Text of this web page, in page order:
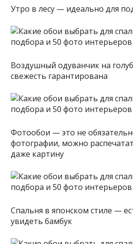
Утро в лесу — идеально для
Воздушный одуванчик на
свежесть гарантирована
Фотообои — это не
фотографии, можно
даже картину
Спальня в японском стиле —
увидеть бамбук